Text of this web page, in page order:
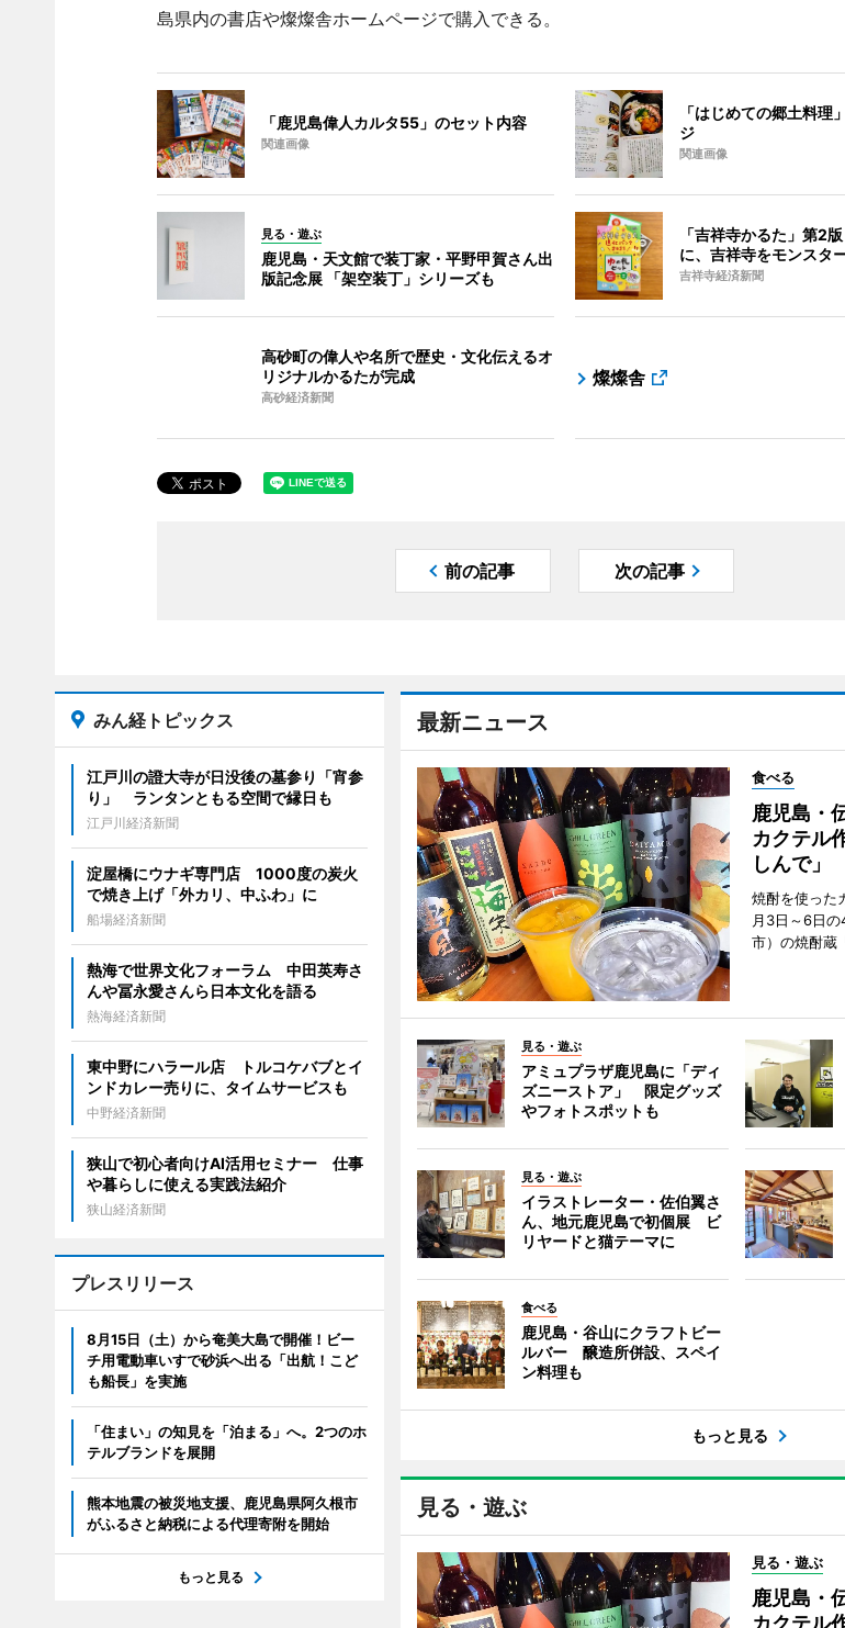
島県内の書店や燦燦舎ホームページで購入できる。
「鹿児島偉人カルタ55」のセット内容
関連画像
「はじめての郷土料理
ジ
関連画像
見る・遊ぶ
鹿児島・天文館で装丁家・平野甲賀さん出
版記念展 「架空装丁」シリーズも
「吉祥寺かるた」第2
に、吉祥寺をモンスタ
吉祥寺経済新聞
高砂町の偉人や名所で歴史・文化伝えるオ
リジナルかるたが完成
高砂経済新聞
燦燦舎
前の記事 次の記事
最新ニュース
食べる
鹿児島・
カクテル
しんで」
焼酎を使った
月3日～6日
市）の焼酎蔵
見る・遊ぶ
アミュプラザ鹿児島に「ディ
ズニーストア」 限定グッズ
やフォトスポットも
見る・遊ぶ
イラストレーター・佐伯翼さ
ん、地元鹿児島で初個展 ビ
リヤードと猫テーマに
食べる
鹿児島・谷山にクラフトビー
ルバー 醸造所併設、スペイ
ン料理も
もっと見る
見る・遊ぶ
見る・遊ぶ
鹿児島・
カクテル
みん経トピックス
江戸川の證大寺が日没後の墓参り「宵参
り」 ランタンともる空間で縁日も
江戸川経済新聞
淀屋橋にウナギ専門店 1000度の炭火
で焼き上げ「外カリ、中ふわ」に
船場経済新聞
熱海で世界文化フォーラム 中田英寿さ
んや冨永愛さんら日本文化を語る
熱海経済新聞
東中野にハラール店 トルコケバブとイ
ンドカレー売りに、タイムサービスも
中野経済新聞
狭山で初心者向けAI活用セミナー 仕事
や暮らしに使える実践法紹介
狭山経済新聞
プレスリリース
8月15日（土）から奄美大島で開催！ビー
チ用電動車いすで砂浜へ出る「出航！こど
も船長」を実施
「住まい」の知見を「泊まる」へ。2つのホ
テルブランドを展開
熊本地震の被災地支援、鹿児島県阿久根市
がふるさと納税による代理寄附を開始
もっと見る